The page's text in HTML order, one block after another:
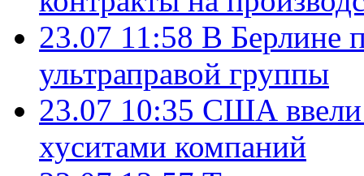
23.07 11:58 В Берлине
ультраправой группы
23.07 10:35 США ввели
хуситами компаний